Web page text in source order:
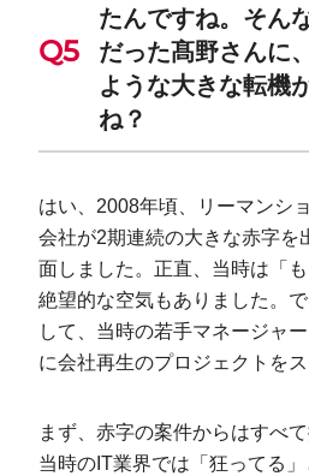
たんですね。そん
だった髙野さんに
ような大きな転機
ね？
はい、2008年頃、リーマンシ
会社が2期連続の大きな赤字を
面しました。正直、当時は「
絶望的な空気もありました。
して、当時の若手マネージャ
に会社再生のプロジェクトを
まず、赤字の案件からはすべ
当時のIT業界では「狂ってる